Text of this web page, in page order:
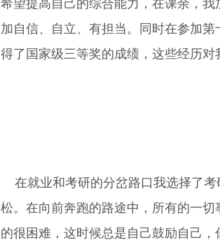
希望提高自己的综合能力，在课余，
加自信、自立、有担当。同时在参加
得了国家级三等奖的成绩，这些经历
在就业和考研的分岔路口我选择了考
松。在向前奔跑的路途中，所有的一
的很困难，这时候总是自己鼓励自己